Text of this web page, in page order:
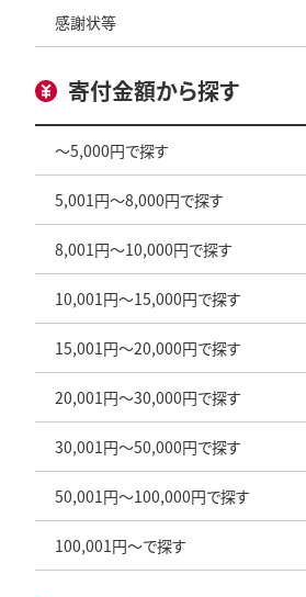
感謝状等
寄付金額から探す
～5,000円で探す
5,001円～8,000円で探す
8,001円～10,000円で探す
10,001円～15,000円で探す
15,001円～20,000円で探す
20,001円～30,000円で探す
30,001円～50,000円で探す
50,001円～100,000円で探す
100,001円～で探す